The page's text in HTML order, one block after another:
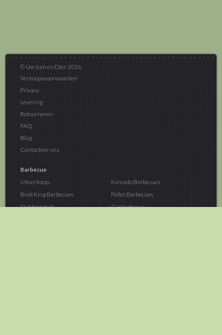
© Uw tuin en Dier 2026
Verkoopsvoorwaarden
Privacy
Levering
Retourneren
FAQ
Blog
Contacteer ons
Barbecue
Uitverkoop...
Broil King Barbecues
Outdoorchef...
Kamado Barbecues
Pellet Barbecues
Gasbarbecue